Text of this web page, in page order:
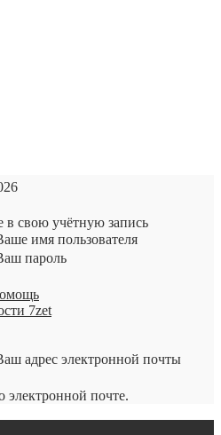
в свою учётную запись
имя пользователя
пароль
7zet
адрес электронной почты
электронной почте.